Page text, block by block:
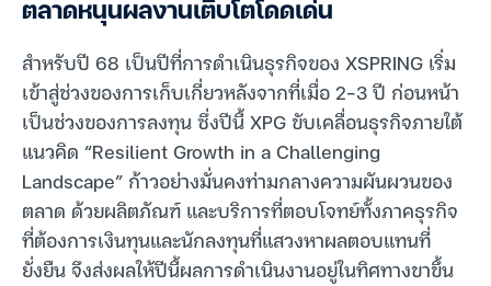
ตลาดหนุนผลงานเติบโตโดดเด่น
สำหรับปี 68 เป็นปีที่การดำเนินธุรกิจของ XSPRING เริ่ม
เข้าสู่ช่วงของการเก็บเกี่ยวหลังจากที่เมื่อ 2-3 ปี ก่อนหน้า
เป็นช่วงของการลงทุน ซึ่งปีนี้ XPG ขับเคลื่อนธุรกิจภายใต้
แนวคิด “Resilient Growth in a Challenging
Landscape” ก้าวอย่างมั่นคงท่ามกลางความผันผวนของ
ตลาด ด้วยผลิตภัณฑ์ และบริการที่ตอบโจทย์ทั้งภาคธุรกิจ
ที่ต้องการเงินทุนและนักลงทุนที่แสวงหาผลตอบแทนที่
ยั่งยืน จึงส่งผลให้ปีนี้ผลการดำเนินงานอยู่ในทิศทางขาขึ้น